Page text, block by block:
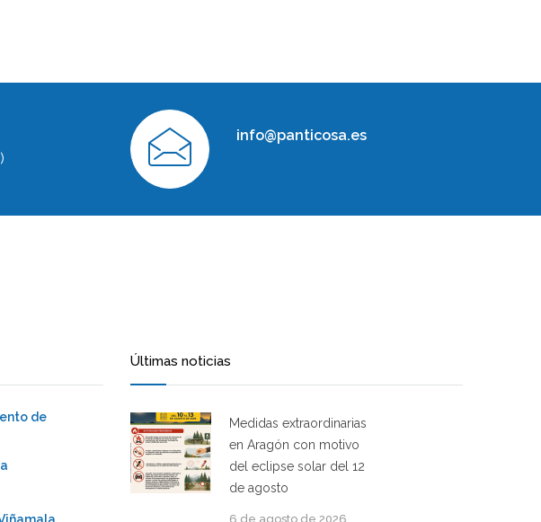
info@panticosa.es
de
Últimas noticias
Medidas extraordinarias
en Aragón con motivo
del eclipse solar del 12
de agosto
6 de agosto de 2026